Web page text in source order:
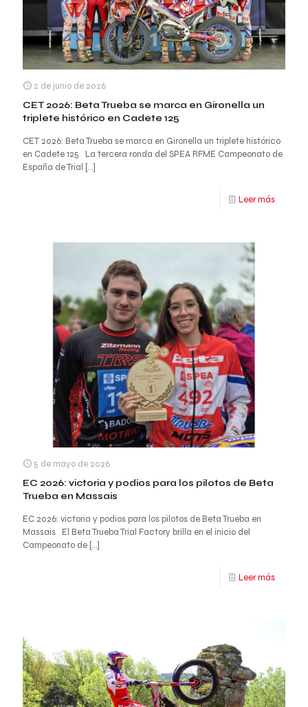
2 de junio de 2026
CET 2026: Beta Trueba se marca en Gironella un
triplete histórico en Cadete 125
CET 2026: Beta Trueba se marca en Gironella un triplete histórico
en Cadete 125 La tercera ronda del SPEA RFME Campeonato de
España de Trial […]
Leer más
5 de mayo de 2026
EC 2026: victoria y podios para los pilotos de Beta
Trueba en Massais
EC 2026: victoria y podios para los pilotos de Beta Trueba en
Massais El Beta Trueba Trial Factory brilla en el inicio del
Campeonato de […]
Leer más